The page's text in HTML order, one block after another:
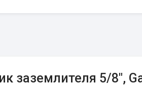
заземлителя 5/8",